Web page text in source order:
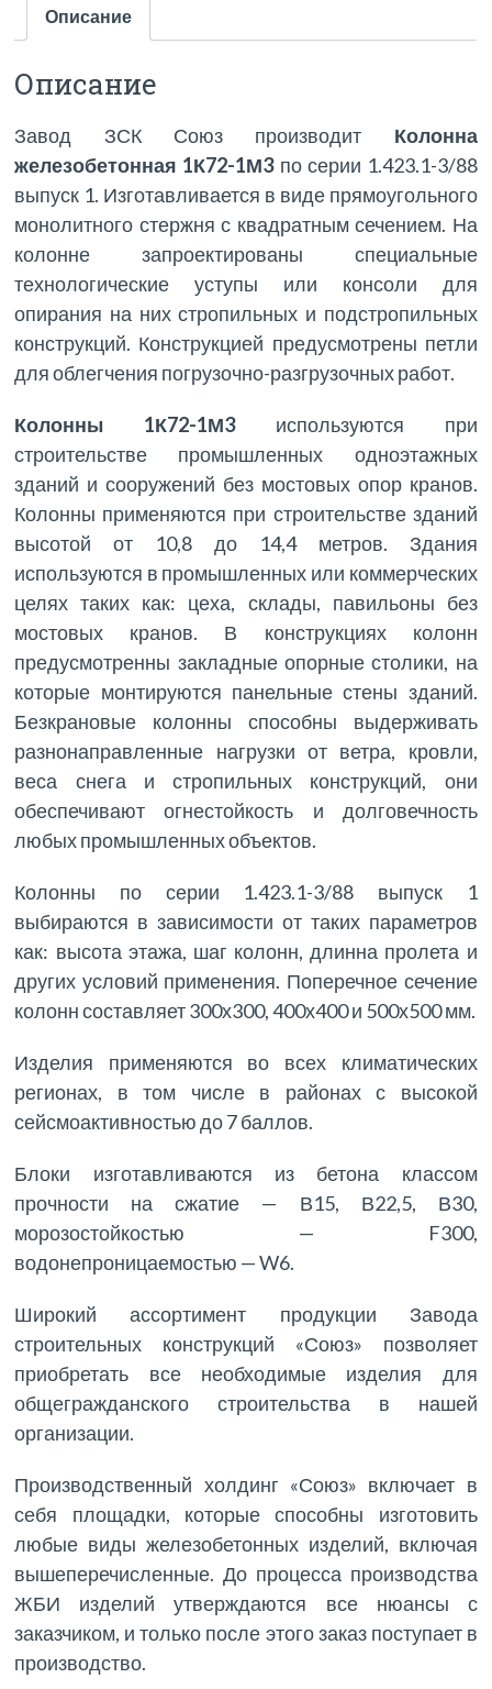
Описание
Описание
Завод ЗСК Союз производит Колонна
железобетонная 1К72-1М3 по серии 1.423.1-3/88
выпуск 1. Изготавливается в виде прямоугольного
монолитного стержня с квадратным сечением. На
колонне запроектированы специальные
технологические уступы или консоли для
опирания на них стропильных и подстропильных
конструкций. Конструкцией предусмотрены петли
для облегчения погрузочно-разгрузочных работ.
Колонны 1К72-1М3используются при
строительстве промышленных одноэтажных
зданий и сооружений без мостовых опор кранов.
Колонны применяются при строительстве зданий
высотой от 10,8 до 14,4 метров. Здания
используются в промышленных или коммерческих
целях таких как: цеха, склады, павильоны без
мостовых кранов. В конструкциях колонн
предусмотренны закладные опорные столики, на
которые монтируются панельные стены зданий.
Безкрановые колонны способны выдерживать
разнонаправленные нагрузки от ветра, кровли,
веса снега и стропильных конструкций, они
обеспечивают огнестойкость и долговечность
любых промышленных объектов.
Колонны по серии 1.423.1-3/88 выпуск 1
выбираются в зависимости от таких параметров
как: высота этажа, шаг колонн, длинна пролета и
других условий применения. Поперечное сечение
колонн составляет 300х300, 400х400 и 500х500 мм.
Изделия применяются во всех климатических
регионах, в том числе в районах с высокой
сейсмоактивностью до 7 баллов.
Блоки изготавливаются из бетона классом
прочности на сжатие — В15, В22,5, В30,
морозостойкостью — F300,
водонепроницаемостью — W6.
Широкий ассортимент продукции Завода
строительных конструкций «Союз» позволяет
приобретать все необходимые изделия для
общегражданского строительства в нашей
организации.
Производственный холдинг «Союз» включает в
себя площадки, которые способны изготовить
любые виды железобетонных изделий, включая
вышеперечисленные. До процесса производства
ЖБИ изделий утверждаются все нюансы с
заказчиком, и только после этого заказ поступает в
производство.